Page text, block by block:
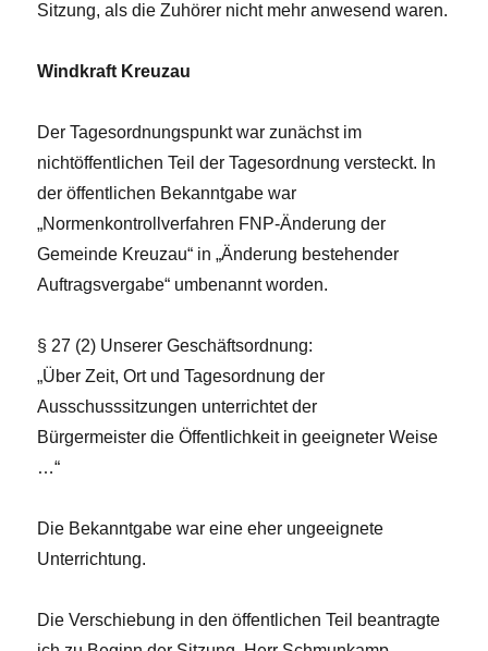
Sitzung, als die Zuhörer nicht mehr anwesend waren.
Windkraft Kreuzau
Der Tagesordnungspunkt war zunächst im
nichtöffentlichen Teil der Tagesordnung versteckt. In
der öffentlichen Bekanntgabe war
„Normenkontrollverfahren FNP-Änderung der
Gemeinde Kreuzau“ in „Änderung bestehender
Auftragsvergabe“ umbenannt worden.
§ 27 (2) Unserer Geschäftsordnung:
„Über Zeit, Ort und Tagesordnung der
Ausschusssitzungen unterrichtet der
Bürgermeister die Öffentlichkeit in geeigneter Weise
…“
Die Bekanntgabe war eine eher ungeeignete
Unterrichtung.
Die Verschiebung in den öffentlichen Teil beantragte